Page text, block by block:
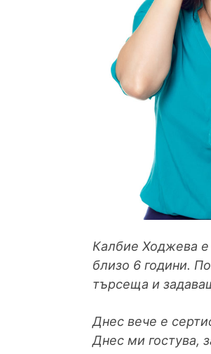
Калбие Ходжева е
близо 6 години.
търсеща и
Днес вече е
Днес ми гостува,